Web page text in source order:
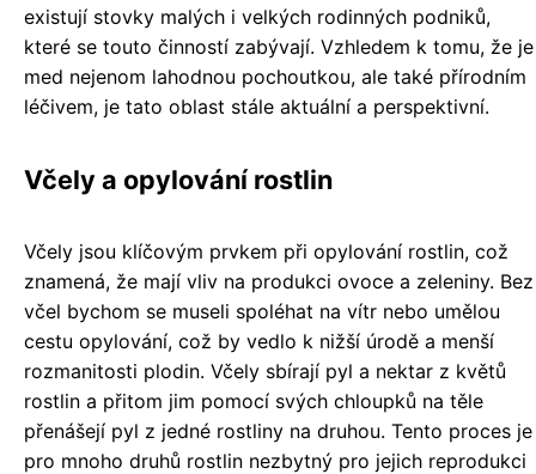
existují stovky malých i velkých rodinných podniků,
které se touto činností zabývají. Vzhledem k tomu, že je
med nejenom lahodnou pochoutkou, ale také přírodním
léčivem, je tato oblast stále aktuální a perspektivní.
Včely a opylování rostlin
Včely jsou klíčovým prvkem při opylování rostlin, což
znamená, že mají vliv na produkci ovoce a zeleniny. Bez
včel bychom se museli spoléhat na vítr nebo umělou
cestu opylování, což by vedlo k nižší úrodě a menší
rozmanitosti plodin. Včely sbírají pyl a nektar z květů
rostlin a přitom jim pomocí svých chloupků na těle
přenášejí pyl z jedné rostliny na druhou. Tento proces je
pro mnoho druhů rostlin nezbytný pro jejich reprodukci